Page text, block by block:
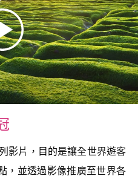
影片，目的是讓全世界遊客
，並透過影像推廣至世界各